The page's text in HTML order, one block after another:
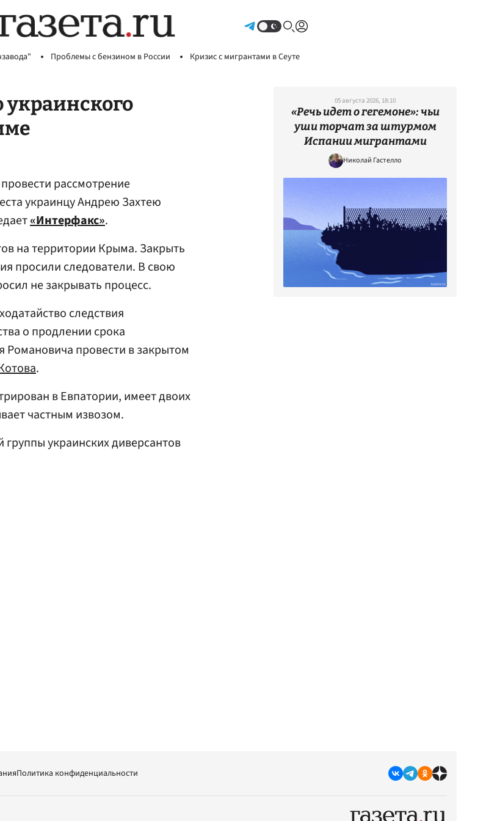
Проблемы с бензином в России Кризис с мигрантами в Сеуте
рассмотрение
украинцу Андрею Захтею
«Интерфакс».
на территории Крыма. Закрыть
просили следователи. В свою
не закрывать процесс.
следствия
о продлении срока
Романовича провести в закрытом
.
в Евпатории, имеет двоих
частным извозом.
украинских диверсантов
05 августа 2026, 18:10
«Речь идет о гегемоне»: чьи
уши торчат за штурмом
Испании мигрантами
Николай Гастелло
Политика конфиденциальности